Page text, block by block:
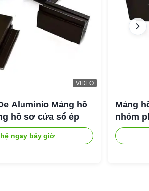
VIDEO
Aluminio Mảng hồ
hồ sơ cửa sổ ép
ngay bây giờ
Mảng
nhôm